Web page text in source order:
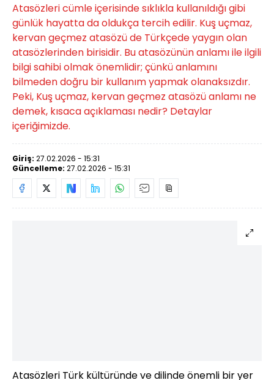
Atasözleri cümle içerisinde sıklıkla kullanıldığı gibi
günlük hayatta da oldukça tercih edilir. Kuş uçmaz,
kervan geçmez atasözü de Türkçede yaygın olan
atasözlerinden birisidir. Bu atasözünün anlamı ile ilgili
bilgi sahibi olmak önemlidir; çünkü anlamını
bilmeden doğru bir kullanım yapmak olanaksızdır.
Peki, Kuş uçmaz, kervan geçmez atasözü anlamı ne
demek, kısaca açıklaması nedir? Detaylar
içeriğimizde.
Giriş: 27.02.2026 - 15:31
Güncelleme: 27.02.2026 - 15:31
Atasözleri Türk kültüründe ve dilinde önemli bir yer